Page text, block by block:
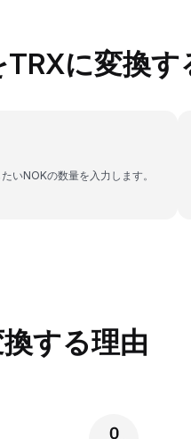
に変換す
いNOKの数量を入力します。
する理由